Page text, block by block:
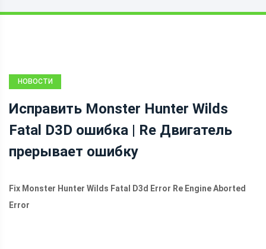
НОВОСТИ
Исправить Monster Hunter Wilds
Fatal D3D ошибка | Re Двигатель
прерывает ошибку
Fix Monster Hunter Wilds Fatal D3d Error Re Engine Aborted
Error